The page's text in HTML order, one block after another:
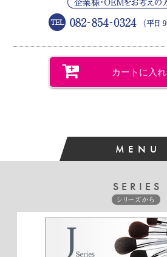
カートに入
MENU
SERIES
シリーズから